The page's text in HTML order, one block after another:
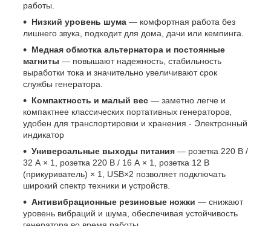
работы.
Низкий уровень шума — комфортная работа без
лишнего звука, подходит для дома, дачи или кемпинга.
Медная обмотка альтернатора и постоянные
магниты — повышают надежность, стабильность
выработки тока и значительно увеличивают срок
службы генератора.
Компактность и малый вес — заметно легче и
компактнее классических портативных генераторов,
удобен для транспортировки и хранения.- Электронный
индикатор
Универсальные выходы питания — розетка 220 В /
32 А × 1, розетка 220 В / 16 А × 1, розетка 12 В
(прикуриватель) × 1, USB×2 позволяет подключать
широкий спектр техники и устройств.
Антивибрационные резиновые ножки — снижают
уровень вибраций и шума, обеспечивая устойчивость